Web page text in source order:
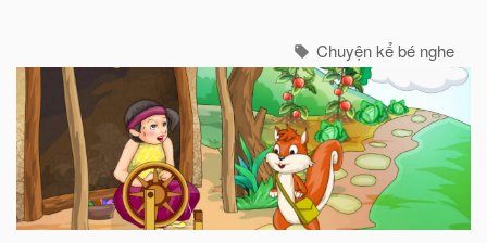
Chuyện kể bé nghe